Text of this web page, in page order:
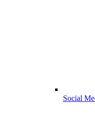
Social